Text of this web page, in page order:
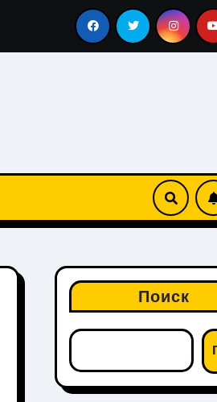
Что делают на сороковой
Поиск